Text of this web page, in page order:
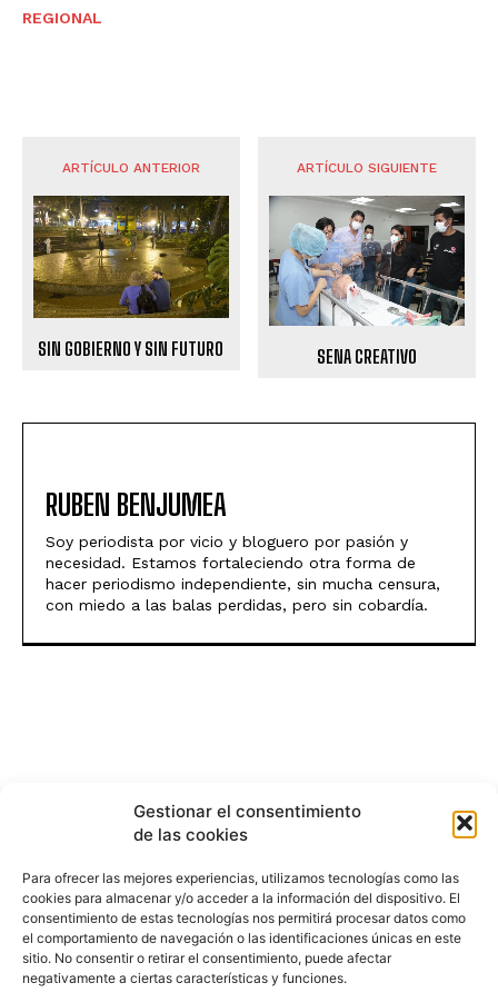
Gestionar el consentimiento
de las cookies
Para ofrecer las mejores experiencias, utilizamos tecnologías como las
cookies para almacenar y/o acceder a la información del dispositivo. El
consentimiento de estas tecnologías nos permitirá procesar datos como
el comportamiento de navegación o las identificaciones únicas en este
sitio. No consentir o retirar el consentimiento, puede afectar
negativamente a ciertas características y funciones.
REGIONAL
ARTÍCULO ANTERIOR
SIN GOBIERNO Y SIN FUTURO
ARTÍCULO SIGUIENTE
SENA CREATIVO
RUBEN BENJUMEA
Soy periodista por vicio y bloguero por pasión y
necesidad. Estamos fortaleciendo otra forma de
hacer periodismo independiente, sin mucha censura,
con miedo a las balas perdidas, pero sin cobardía.